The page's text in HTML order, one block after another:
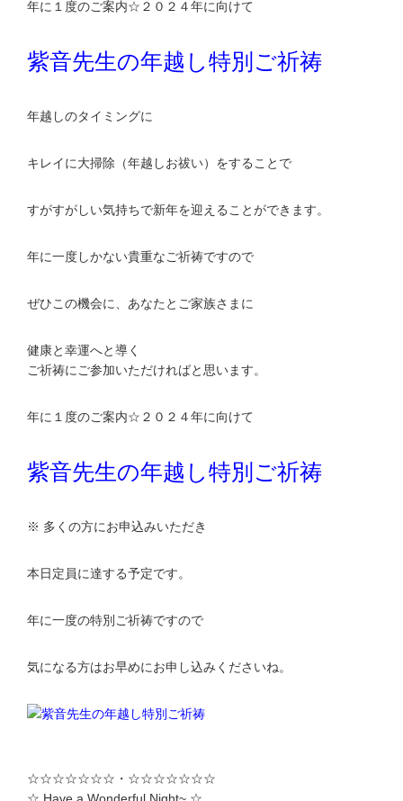
年に１度のご案内☆２０２４年に向けて
紫音先生の年越し特別ご祈祷
年越しのタイミングに
キレイに大掃除（年越しお祓い）をすることで
すがすがしい気持ちで新年を迎えることができます。
年に一度しかない貴重なご祈祷ですので
ぜひこの機会に、あなたとご家族さまに
健康と幸運へと導く
ご祈祷にご参加いただければと思います。
年に１度のご案内☆２０２４年に向けて
紫音先生の年越し特別ご祈祷
※ 多くの方にお申込みいただき
本日定員に達する予定です。
年に一度の特別ご祈祷ですので
気になる方はお早めにお申し込みくださいね。
☆☆☆☆☆☆☆・☆☆☆☆☆☆☆